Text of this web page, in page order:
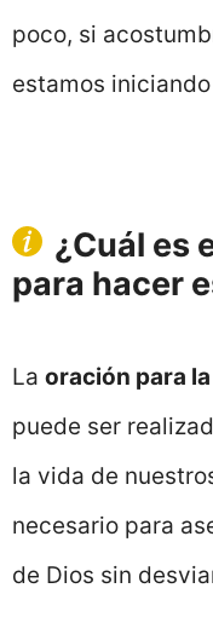
poco, si
estamos
¿Cuál es
para hacer
La oración para
puede ser
la vida de
necesario para
de Dios sin